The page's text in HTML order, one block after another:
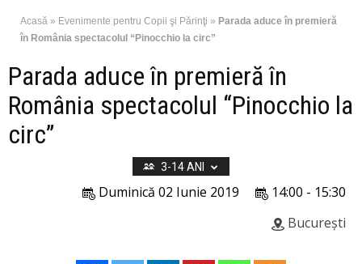
Acasă » Evenimente pentru Copii şi Părinţi » Parada aduce în premieră
în România spectacolul “Pinocchio la circ”
Parada aduce în premieră în
România spectacolul “Pinocchio la
circ”
3-14 ANI
14:00 - 15:30
Duminică 02 Iunie 2019
București